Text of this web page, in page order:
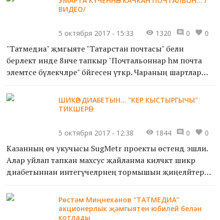
һәм лидер булган 7-11 сыйныф укучылары кат...
ВИДЕО/
5 октября 2017 - 15:33 1320 0 0
"Татмедиа" җәмгыяте "Татарстан почтасы" белән
берлектә инде 8нче тапкыр "Почтальоннар һәм почта
элемтәсе бүлекчәләре" бәйгесен үткәрә. Чараның шартлары
ШИКӘР ДИАБЕТЫН... "КЕР КЫСТЫРГЫЧЫ"
ТИКШЕРӘ!
5 октября 2017 - 12:38 1844 0 0
Казанның өч укучысы SugMetr проекты өстендә эшли.
Алар уйлап тапкан махсус җайланма киләчәктә шикәр
диабетыннан интегүчеләрнең тормышын җиңеләйтергә
Рөстәм Миңнеханов "ТАТМЕДИА"
акционерлык җәмгыятен юбилей белән
котлады